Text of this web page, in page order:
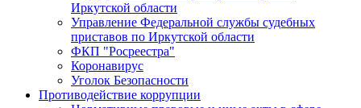
Иркутской области
Управление Федеральной службы судебных
приставов по Иркутской области
ФКП "Росреестра"
Коронавирус
Уголок Безопасности
Противодействие коррупции